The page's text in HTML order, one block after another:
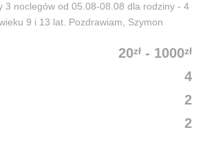
3 noclegów od 05.08-08.08 dla rodziny - 4
9 i 13 lat. Pozdrawiam, Szymon
20zł - 1000zł
4
2
2